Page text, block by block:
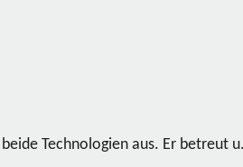
Technologien aus. Er betreut